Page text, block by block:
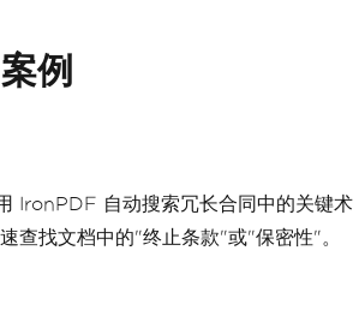
例
IronPDF 自动搜索冗长合同中的关键术
查找文档中的"终止条款"或"保密性"。